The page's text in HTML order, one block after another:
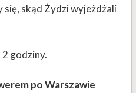
skąd Żydzi wyjeżdżali
godziny.
po Warszawie